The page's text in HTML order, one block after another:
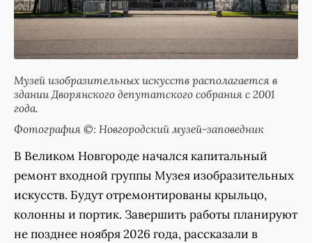
Музей изобразительных искусств располагается в
здании Дворянского депутатского собрания с 2001
года.
Фотография ©: Новгородский музей-заповедник
В Великом Новгороде начался капитальный
ремонт входной группы Музея изобразительных
искусств. Будут отремонтированы крыльцо,
колонны и портик. Завершить работы планируют
не позднее ноября 2026 года, рассказали в